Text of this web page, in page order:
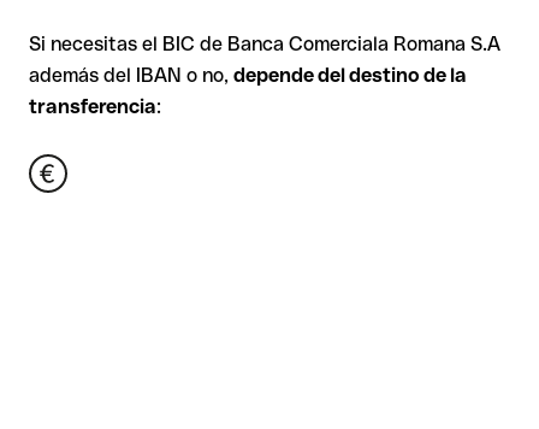
Si necesitas el BIC de Banca Comerciala Romana S.A
además del IBAN o no, depende del destino de la
transferencia: